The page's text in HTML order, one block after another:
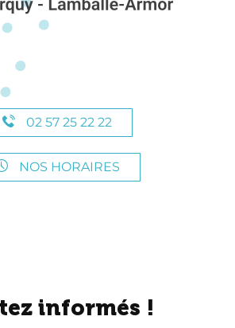
02 57 25 22 22
NOS HORAIRES
informés !